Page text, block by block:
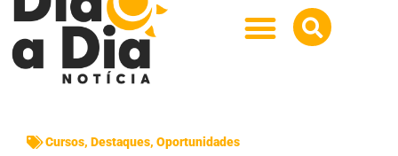
Cursos, Destaques, Oportunidades